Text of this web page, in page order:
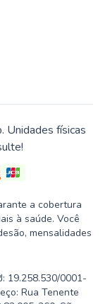
Unidades físicas
a cobertura
à saúde. Você
mensalidades
19.258.530/0001-
Rua Tenente